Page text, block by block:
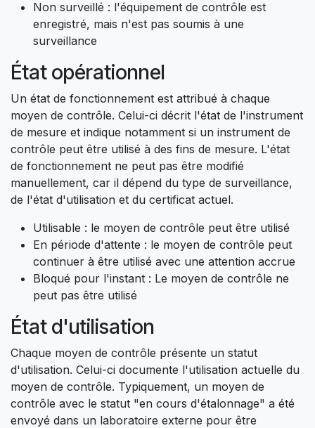
Non surveillé : l'équipement de contrôle est
enregistré, mais n'est pas soumis à une
surveillance
État opérationnel
Un état de fonctionnement est attribué à chaque
moyen de contrôle. Celui-ci décrit l'état de l'instrument
de mesure et indique notamment si un instrument de
contrôle peut être utilisé à des fins de mesure. L'état
de fonctionnement ne peut pas être modifié
manuellement, car il dépend du type de surveillance,
de l'état d'utilisation et du certificat actuel.
Utilisable : le moyen de contrôle peut être utilisé
En période d'attente : le moyen de contrôle peut
continuer à être utilisé avec une attention accrue
Bloqué pour l'instant : Le moyen de contrôle ne
peut pas être utilisé
État d'utilisation
Chaque moyen de contrôle présente un statut
d'utilisation. Celui-ci documente l'utilisation actuelle du
moyen de contrôle. Typiquement, un moyen de
contrôle avec le statut "en cours d'étalonnage" a été
envoyé dans un laboratoire externe pour être